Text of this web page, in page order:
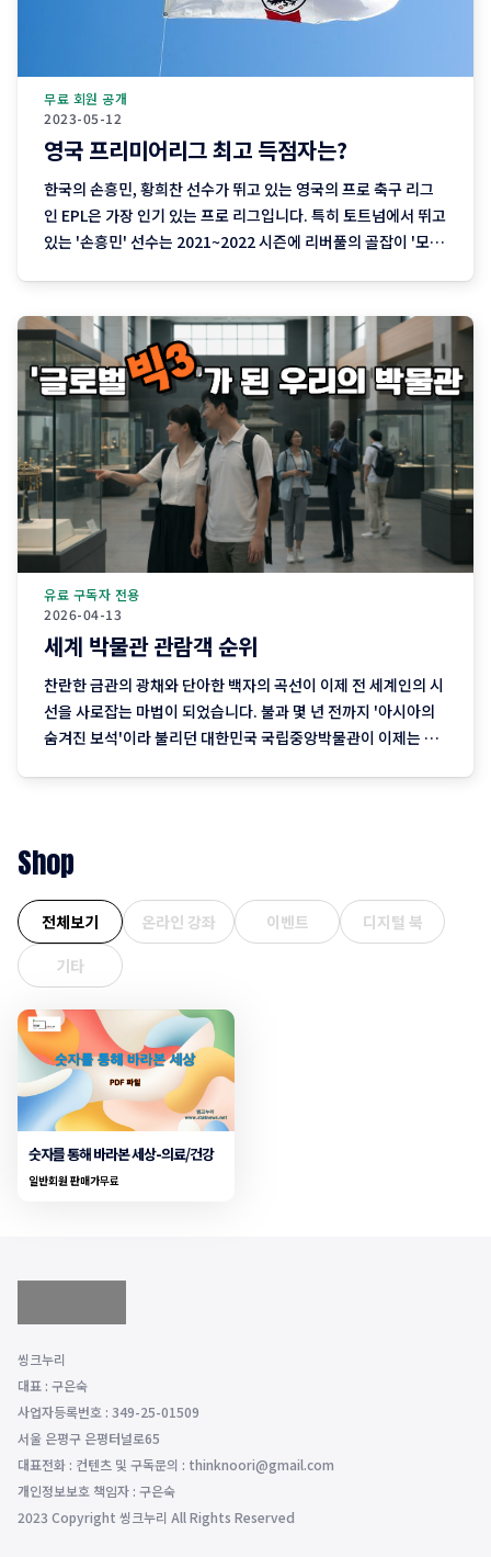
2023-05-12
무료 회원 공개
영국 프리미어리그 최고 득점자는?
한국의 손흥민, 황희찬 선수가 뛰고 있는 영국의 프로 축구 리그
인 EPL은 가장 인기 있는 프로 리그입니다. 특히 토트넘에서 뛰고
있는 '손흥민' 선수는 2021~2022 시즌에 리버풀의 골잡이 '모하
이 '해리케인' 선수가 유명한데요. '해리케인' 선수는
2026-04-13
유료 구독자 전용
세계 박물관 관람객 순위
찬란한 금관의 광채와 단아한 백자의 곡선이 이제 전 세계인의 시
선을 사로잡는 마법이 되었습니다. 불과 몇 년 전까지 '아시아의
숨겨진 보석'이라 불리던 대한민국 국립중앙박물관이 이제는 파
Shop
전체보기 온라인 강좌 이벤트
디지털 북
기타
숫자를 통해 바라본 세상-의료/건강
일반회원 판매가무료
씽크누리
대표 : 구은숙
사업자등록번호 : 349-25-01509
서울 은평구 은평터널로65
대표전화 : 컨텐츠 및 구독문의 : thinknoori@gmail.com
개인정보보호 책임자 : 구은숙
2023 Copyright 씽크누리 All Rights Reserved